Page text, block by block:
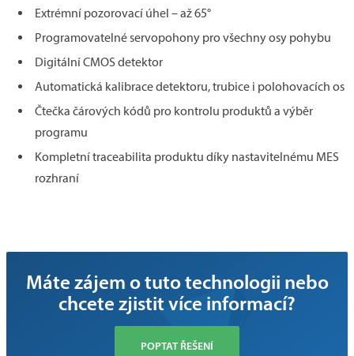
Extrémní pozorovací úhel – až 65°
Programovatelné servopohony pro všechny osy pohybu
Digitální CMOS detektor
Automatická kalibrace detektoru, trubice i polohovacích os
Čtečka čárových kódů pro kontrolu produktů a výběr
programu
Kompletní traceabilita produktu díky nastavitelnému MES
rozhraní
Máte zájem o tuto technologii nebo
chcete zjistit více informací?
POPTAT ŘEŠENÍ